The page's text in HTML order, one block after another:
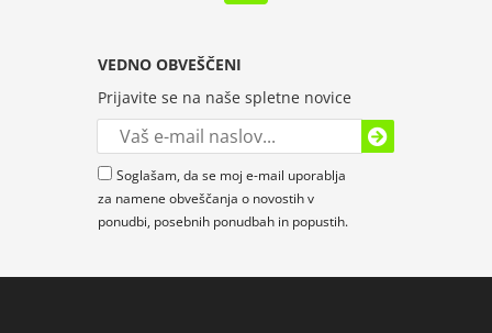
VEDNO OBVEŠČENI
Prijavite se na naše spletne novice
Soglašam, da se moj e-mail uporablja
za namene obveščanja o novostih v
ponudbi, posebnih ponudbah in popustih.